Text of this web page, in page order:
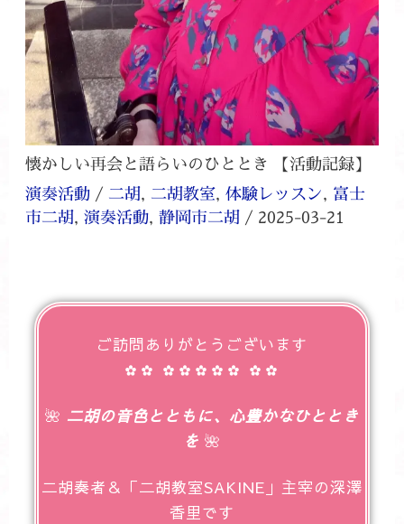
懐かしい再会と語らいのひととき 【活動記録】
演奏活動/ 二胡, 二胡教室, 体験レッスン, 富士
市二胡, 演奏活動, 静岡市二胡/ 2025-03-21
ご訪問ありがとうございます
✿✿ ✿✿✿✿✿ ✿✿
🌺 二胡の音色とともに、心豊かなひととき
を 🌺
二胡奏者＆「二胡教室SAKINE」主宰の深澤
香里です